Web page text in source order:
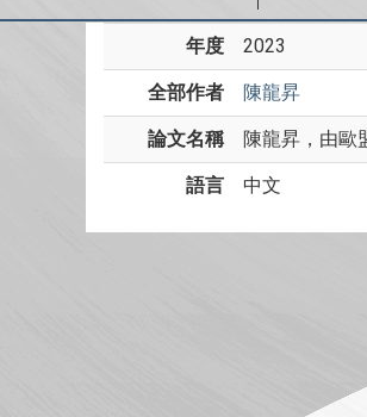
年度 2023
全部作者 陳龍昇
論文名稱 陳龍昇，由歐
語言 中文